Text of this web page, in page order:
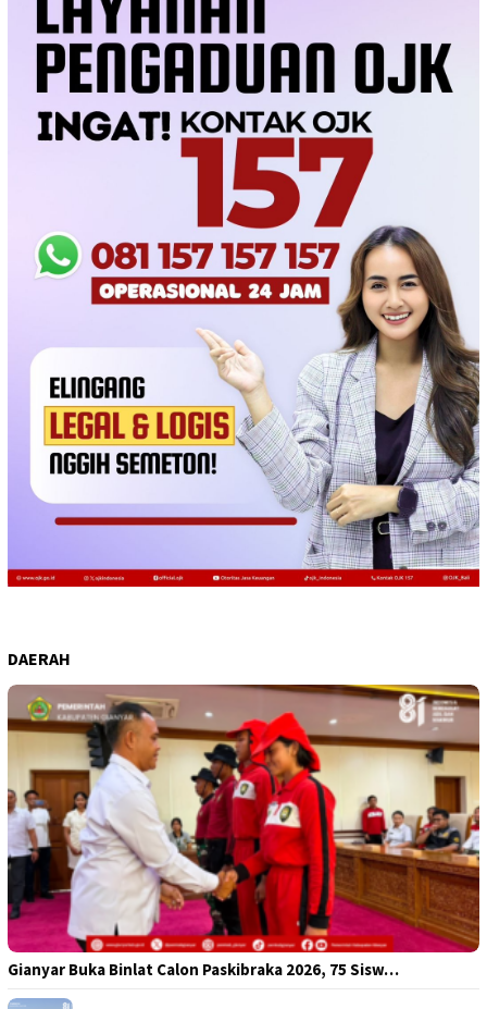
DAERAH
Gianyar Buka Binlat Calon Paskibraka 2026, 75 Sisw…